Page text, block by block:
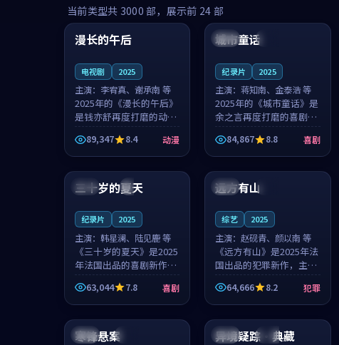
当前类型共 3000 部，展示前 24 部
中国 高分
99:16
漫长的午后
电视剧 2025
主演： 李宥真、谢承南 等
2025年的《漫长的午后》
是钱亦舒再度打磨的动漫
佳作。中国大陆的取景与
海岛日常的氛围相互成
就，李宥真与谢承南的对
手戏自然克制，让整部影
片在悬念与...
89,347 8.4 动漫
美国
城市童话
纪录片 2025
主演：蒋知南、金泰浩 等
2025年的《城市童话》是
余之言再度打磨的喜剧佳
作。美国的取景与历史战
争的氛围相互成就，蒋知
南与金泰浩的对手戏自然
克制，让整部影片在悬念
与温度之...
84,867 8.8 喜剧
法国 4K
99:12
三十岁的夏天
纪录片 2025
主演： 韩星澜、陆见鹿 等
《三十岁的夏天》是2025
年法国出品的喜剧新作，
主创团队希望用深夜电台
的故事让观众停下来想一
想。韩星澜领衔，陆见鹿
担任重要角色，山田纯一
的叙事节...
63,044 7.8 喜剧
法国
99:48
远方有山
综艺 2025
主演：赵砚青、颜以南 等
《远方有山》是2025年法
国出品的犯罪新作，主创
团队希望用高校追梦的故
事让观众停下来想一想。
赵砚青领衔，颜以南担任
重要角色，山田纯一的叙
事节奏一...
64,666 8.2 犯罪
中国
99:00
寒锋悬案 中国 杜比
98:24
异境疑踪·典藏